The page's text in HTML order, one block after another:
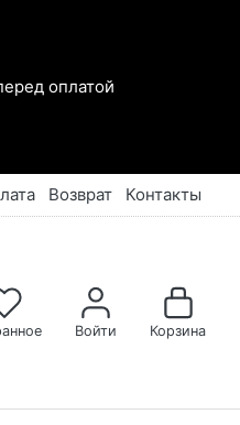
оплатой
Возврат Контакты
Войти Корзина